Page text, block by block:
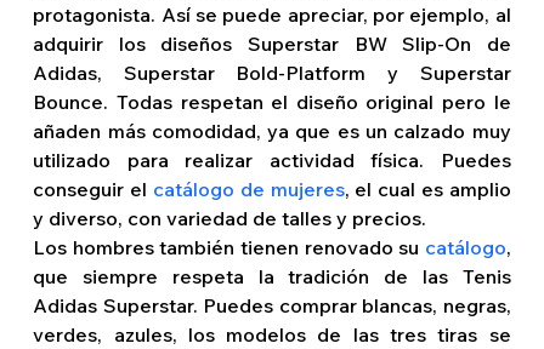
protagonista. Así se puede apreciar, por ejemplo, al
adquirir los diseños Superstar BW Slip-On de
Adidas, Superstar Bold-Platform y Superstar
Bounce. Todas respetan el diseño original pero le
añaden más comodidad, ya que es un calzado muy
utilizado para realizar actividad física. Puedes
conseguir el catálogo de mujeres, el cual es amplio
y diverso, con variedad de talles y precios.
Los hombres también tienen renovado su catálogo,
que siempre respeta la tradición de las Tenis
Adidas Superstar. Puedes comprar blancas, negras,
verdes, azules, los modelos de las tres tiras se